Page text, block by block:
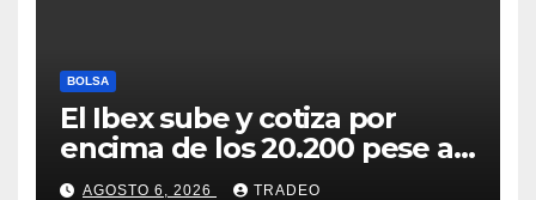
BOLSA
El Ibex sube y cotiza por
encima de los 20.200 pese al
‘sell off’ de la tecnología
AGOSTO 6, 2026 TRADEO